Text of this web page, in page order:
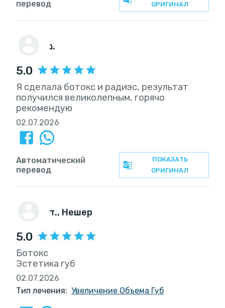
ОРИГИНАЛ
перевод
נ.
5.0
Я сделала ботокс и радиэс, результат
получился великолепным, горячо
рекомендую
02.07.2026
ПОКАЗАТЬ
ОРИГИНАЛ
Автоматический
перевод
ד., Нешер
5.0
Ботокс
Эстетика губ
02.07.2026
Тип лечения: Увеличение Объема Губ